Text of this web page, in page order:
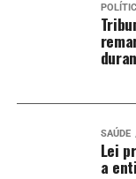
Comentários
PLANEJAM
Verde Novo
SAÚDE
Lei
a